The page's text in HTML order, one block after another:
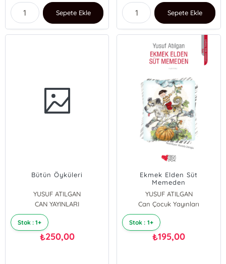
Sepete Ekle Sepete Ekle
Bütün Öyküleri
YUSUF ATILGAN
CAN YAYINLARI
Stok : 1+
₺250,00
Ekmek Elden Süt
Memeden
YUSUF ATILGAN
Can Çocuk Yayınları
Stok : 1+
₺195,00